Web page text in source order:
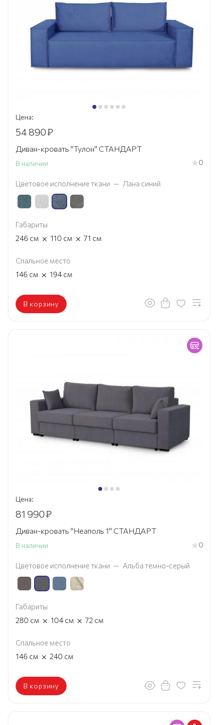
Цена:
54 890₽
Диван-кровать "Тулон" СТАНДАРТ
В наличии 0
Цветовое исполнение ткани — Лана синий
Габариты
246 см × 110 см × 71 см
Спальное место
146 см × 194 см
В корзину
Цена:
81 990₽
Диван-кровать "Неаполь 1" СТАНДАРТ
В наличии 0
Цветовое исполнение ткани — Альба темно-серый
Габариты
280 см × 104 см × 72 см
Спальное место
146 см × 240 см
В корзину